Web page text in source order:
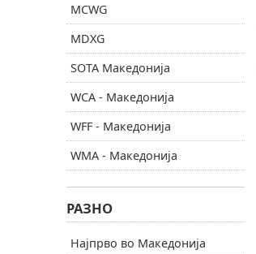
MCWG
MDXG
SOTA Македонија
WCA - Македонија
WFF - Македонија
WMA - Македонија
РАЗНО
Најпрво во Македонија